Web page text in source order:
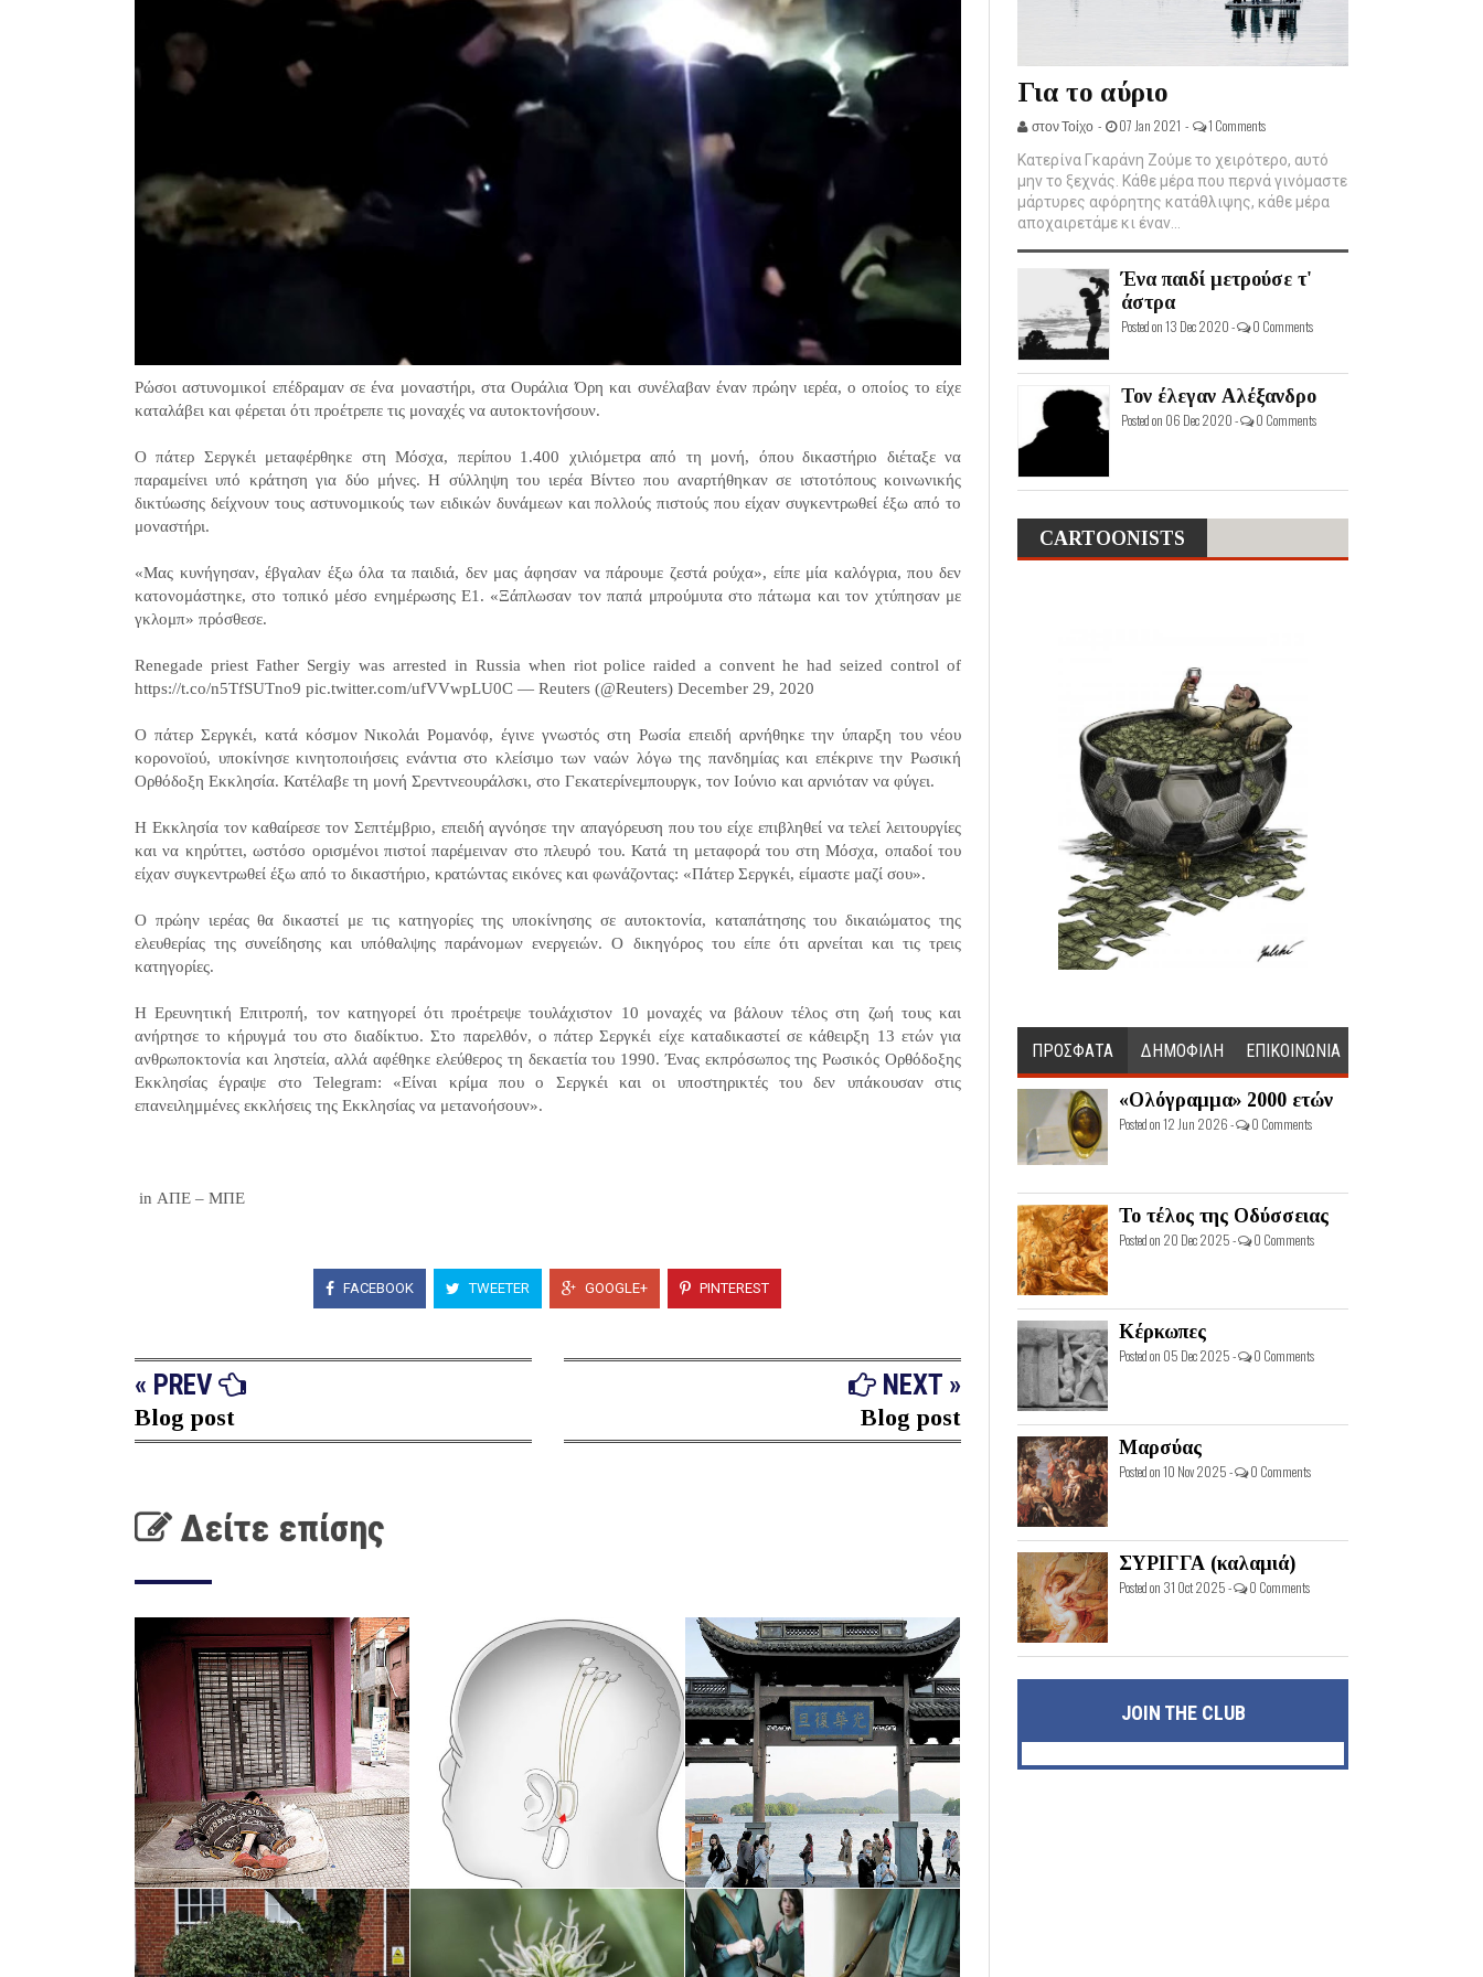
Ρώσοι αστυνομικοί επέδραμαν σε ένα μοναστήρι, στα Ουράλια Όρη και συνέλαβαν έναν πρώην ιερέα, ο οποίος το είχε
καταλάβει και φέρεται ότι προέτρεπε τις μοναχές να αυτοκτονήσουν.
Ο πάτερ Σεργκέι μεταφέρθηκε στη Μόσχα, περίπου 1.400 χιλιόμετρα από τη μονή, όπου δικαστήριο διέταξε να
παραμείνει υπό κράτηση για δύο μήνες. Η σύλληψη του ιερέα Βίντεο που αναρτήθηκαν σε ιστοτόπους κοινωνικής
δικτύωσης δείχνουν τους αστυνομικούς των ειδικών δυνάμεων και πολλούς πιστούς που είχαν συγκεντρωθεί έξω από το
μοναστήρι.
«Μας κυνήγησαν, έβγαλαν έξω όλα τα παιδιά, δεν μας άφησαν να πάρουμε ζεστά ρούχα», είπε μία καλόγρια, που δεν
κατονομάστηκε, στο τοπικό μέσο ενημέρωσης Ε1. «Ξάπλωσαν τον παπά μπρούμυτα στο πάτωμα και τον χτύπησαν με
γκλομπ» πρόσθεσε.
Renegade priest Father Sergiy was arrested in Russia when riot police raided a convent he had seized control of
https://t.co/n5TfSUTno9 pic.twitter.com/ufVVwpLU0C — Reuters (@Reuters) December 29, 2020
Ο πάτερ Σεργκέι, κατά κόσμον Νικολάι Ρομανόφ, έγινε γνωστός στη Ρωσία επειδή αρνήθηκε την ύπαρξη του νέου
κορονοϊού, υποκίνησε κινητοποιήσεις ενάντια στο κλείσιμο των ναών λόγω της πανδημίας και επέκρινε την Ρωσική
Ορθόδοξη Εκκλησία. Κατέλαβε τη μονή Σρεντνεουράλσκι, στο Γεκατερίνεμπουργκ, τον Ιούνιο και αρνιόταν να φύγει.
Η Εκκλησία τον καθαίρεσε τον Σεπτέμβριο, επειδή αγνόησε την απαγόρευση που του είχε επιβληθεί να τελεί λειτουργίες
και να κηρύττει, ωστόσο ορισμένοι πιστοί παρέμειναν στο πλευρό του. Κατά τη μεταφορά του στη Μόσχα, οπαδοί του
είχαν συγκεντρωθεί έξω από το δικαστήριο, κρατώντας εικόνες και φωνάζοντας: «Πάτερ Σεργκέι, είμαστε μαζί σου».
Ο πρώην ιερέας θα δικαστεί με τις κατηγορίες της υποκίνησης σε αυτοκτονία, καταπάτησης του δικαιώματος της
ελευθερίας της συνείδησης και υπόθαλψης παράνομων ενεργειών. Ο δικηγόρος του είπε ότι αρνείται και τις τρεις
κατηγορίες.
Η Ερευνητική Επιτροπή, τον κατηγορεί ότι προέτρεψε τουλάχιστον 10 μοναχές να βάλουν τέλος στη ζωή τους και
ανήρτησε το κήρυγμά του στο διαδίκτυο. Στο παρελθόν, ο πάτερ Σεργκέι είχε καταδικαστεί σε κάθειρξη 13 ετών για
ανθρωποκτονία και ληστεία, αλλά αφέθηκε ελεύθερος τη δεκαετία του 1990. Ένας εκπρόσωπος της Ρωσικός Ορθόδοξης
Εκκλησίας έγραψε στο Telegram: «Είναι κρίμα που ο Σεργκέι και οι υποστηρικτές του δεν υπάκουσαν στις
επανειλημμένες εκκλήσεις της Εκκλησίας να μετανοήσουν».
in ΑΠΕ – ΜΠΕ
FACEBOOK TWEETER GOOGLE+ PINTEREST
« PREV
Blog post
NEXT »
Blog post
Δείτε επίσης
Για το αύριο
στον Τοίχο - 07 Jan 2021 - 1 Comments
Κατερίνα Γκαράνη Ζούμε το χειρότερο, αυτό
μην το ξεχνάς. Κάθε μέρα που περνά γινόμαστε
μάρτυρες αφόρητης κατάθλιψης, κάθε μέρα
αποχαιρετάμε κι έναν...
Ένα παιδί μετρούσε τ'
άστρα
Posted on 13 Dec 2020 - 0 Comments
Τον έλεγαν Αλέξανδρο
Posted on 06 Dec 2020 - 0 Comments
CARTOONISTS
ΠΡΟΣΦΑΤΑ ΔΗΜΟΦΙΛΗ ΕΠΙΚΟΙΝΩΝΙΑ
«Ολόγραμμα» 2000 ετών
Posted on 12 Jun 2026 - 0 Comments
Το τέλος της Οδύσσειας
Posted on 20 Dec 2025 - 0 Comments
Κέρκωπες
Posted on 05 Dec 2025 - 0 Comments
Μαρσύας
Posted on 10 Nov 2025 - 0 Comments
ΣΥΡΙΓΓΑ (καλαμιά)
Posted on 31 Oct 2025 - 0 Comments
JOIN THE CLUB